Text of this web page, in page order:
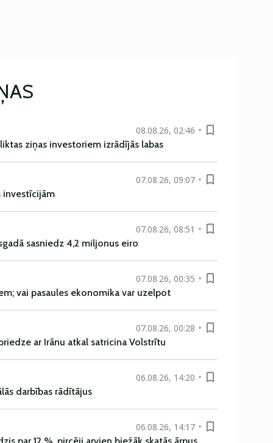
08.08.26, 02:46
ziņas investoriem izrādījās labas
07.08.26, 09:07
investīcijām
07.08.26, 08:51
sasniedz 4,2 miljonus eiro
07.08.26, 00:35
vai pasaules ekonomika var uzelpot
07.08.26, 00:28
ar Irānu atkal satricina Volstrītu
06.08.26, 14:20
darbības rādītājus
06.08.26, 14:17